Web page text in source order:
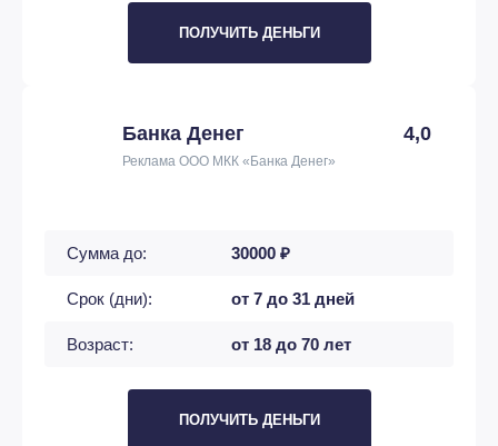
ПОЛУЧИТЬ ДЕНЬГИ
Банка Денег 4,0
Реклама ООО МКК «Банка Денег»
Сумма до: 30000 ₽
Срок (дни): от 7 до 31 дней
Возраст: от 18 до 70 лет
ПОЛУЧИТЬ ДЕНЬГИ